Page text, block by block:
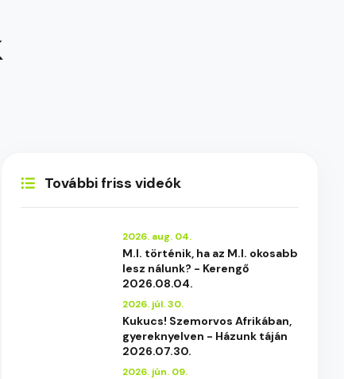
További friss videók
2026. aug. 04.
M.I. történik, ha az M.I. okosabb
lesz nálunk? - Kerengő
2026.08.04.
2026. júl. 30.
Kukucs! Szemorvos Afrikában,
gyereknyelven - Házunk táján
2026.07.30.
2026. jún. 09.